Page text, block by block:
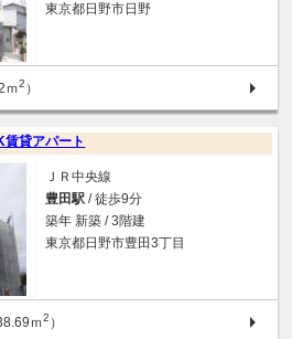
東京都日野市日野
ｍ2 ）
貸アパート
ＪＲ中央線
豊田駅 / 徒歩9分
築年 新築 / 3階建
東京都日野市豊田3丁目
ｍ2 ）